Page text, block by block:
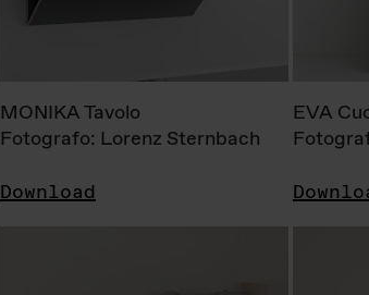
MONIKA Tavolo
Fotografo: Lorenz Sternbach
Download
EVA